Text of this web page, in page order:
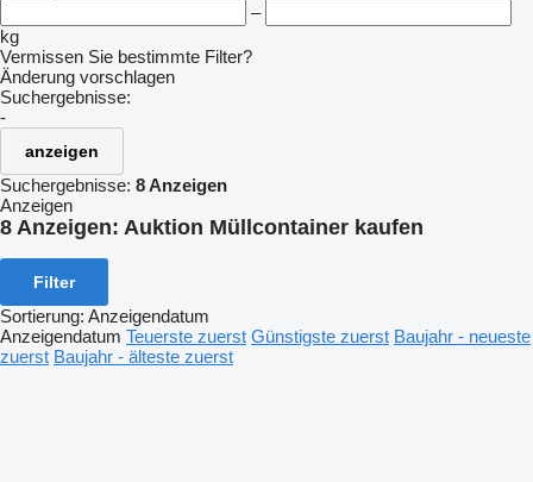
–
kg
Vermissen Sie bestimmte Filter?
Änderung vorschlagen
Suchergebnisse:
-
anzeigen
Suchergebnisse: 8 Anzeigen
Anzeigen
8 Anzeigen: Auktion Müllcontainer kaufen
Filter
Sortierung: Anzeigendatum
Anzeigendatum Teuerste zuerst Günstigste zuerst Baujahr - neueste
zuerst Baujahr - älteste zuerst